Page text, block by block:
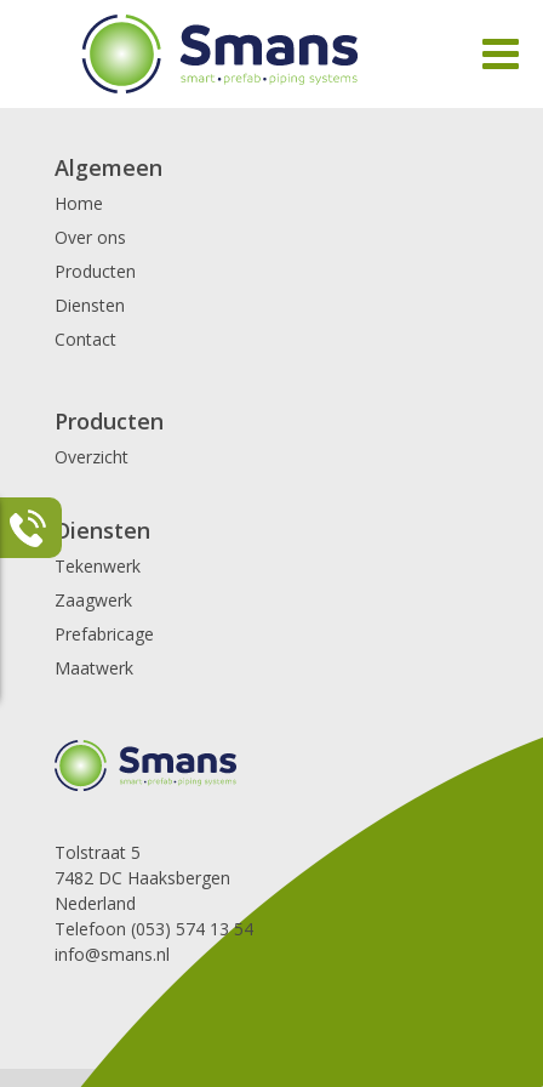
Algemeen
Home
Over ons
Producten
Diensten
Contact
Producten
Overzicht
Diensten
Tekenwerk
Zaagwerk
Prefabricage
Maatwerk
Tolstraat 5
7482 DC Haaksbergen
Nederland
Telefoon (053) 574 13 54
info@smans.nl